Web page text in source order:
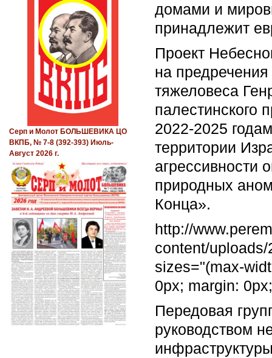
домами и
принадлежит
Проект
на
тяжеловеса
палестинского
2022-2025
территории
агрессивности
природных
Конца».
http://
content/
sizes="(max-
0px; margin:
Передовая
руководством
Серп и Молот БОЛЬШЕВИКА ЦО
ВКПБ, № 7-8 (392-393) Июль-
Август 2026 г.